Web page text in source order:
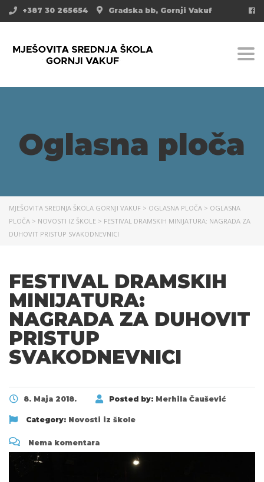
Gradska bb, Gornji Vakuf
+387 30 265654
Oglasna ploča
MJEŠOVITA SREDNJA ŠKOLA GORNJI VAKUF > OGLASNA PLOČA > OGLASNA
PLOČA > NOVOSTI IZ ŠKOLE > FESTIVAL DRAMSKIH MINIJATURA: NAGRADA ZA
DUHOVIT PRISTUP SVAKODNEVNICI
FESTIVAL DRAMSKIH
MINIJATURA:
NAGRADA ZA DUHOVIT
PRISTUP
SVAKODNEVNICI
8. Maja 2018. Posted by: Merhila Čaušević
Category: Novosti iz škole
Nema komentara